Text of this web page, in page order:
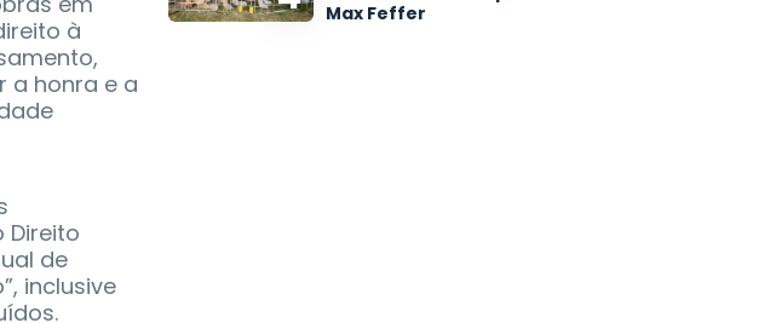
à
a honra e a
Direito
de
inclusive
Max Feffer